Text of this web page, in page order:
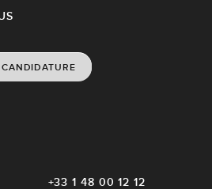
+33 1 48 00 12 12